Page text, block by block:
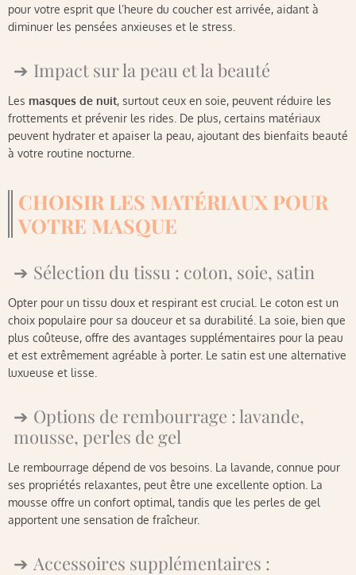
pour votre esprit que l’heure du coucher est arrivée, aidant à
diminuer les pensées anxieuses et le stress.
Impact sur la peau et la beauté
Les masques de nuit, surtout ceux en soie, peuvent réduire les
frottements et prévenir les rides. De plus, certains matériaux
peuvent hydrater et apaiser la peau, ajoutant des bienfaits beauté
à votre routine nocturne.
CHOISIR LES MATÉRIAUX POUR
VOTRE MASQUE
Sélection du tissu : coton, soie, satin
Opter pour un tissu doux et respirant est crucial. Le coton est un
choix populaire pour sa douceur et sa durabilité. La soie, bien que
plus coûteuse, offre des avantages supplémentaires pour la peau
et est extrêmement agréable à porter. Le satin est une alternative
luxueuse et lisse.
Options de rembourrage : lavande,
mousse, perles de gel
Le rembourrage dépend de vos besoins. La lavande, connue pour
ses propriétés relaxantes, peut être une excellente option. La
mousse offre un confort optimal, tandis que les perles de gel
apportent une sensation de fraîcheur.
Accessoires supplémentaires :